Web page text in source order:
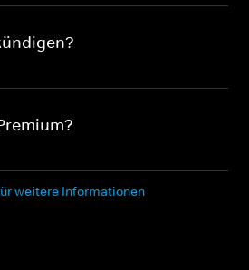
weitere Informationen